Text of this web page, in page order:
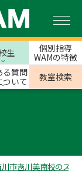
生
個別指導
WAMの特徴
る質問
ついて
教室検索
市吉川美南校のスタ